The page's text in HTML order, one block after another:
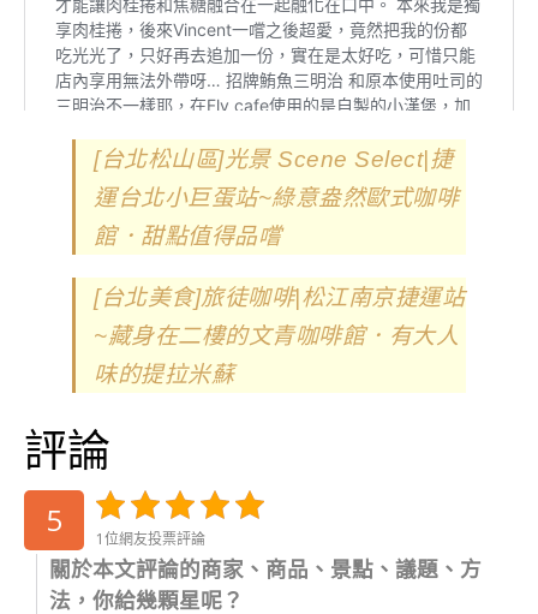
[台北松山區]光景 Scene Select|捷
運台北小巨蛋站~綠意盎然歐式咖啡
館．甜點值得品嚐
[台北美食]旅徒咖啡|松江南京捷運站
~藏身在二樓的文青咖啡館．有大人
味的提拉米蘇
評論
5 1位網友投票評論
關於本文評論的商家、商品、景點、議題、方
法，你給幾顆星呢？